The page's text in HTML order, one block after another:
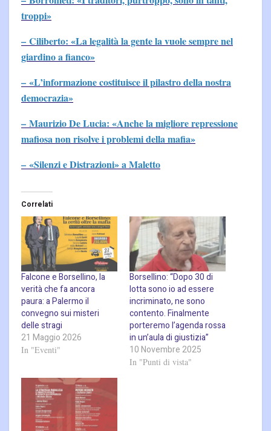
troppi»
– Ciliberto: «La legalità la gente la vuole sempre nel
giardino a fianco»
– «L’informazione costituisce il pilastro della nostra
democrazia»
– Maurizio De Lucia: «Anche la migliore repressione
mafiosa non risolve i problemi della mafia»
– «Silenzi e Distrazioni» a Maletto
Correlati
Falcone e Borsellino, la
verità che fa ancora
paura: a Palermo il
convegno sui misteri
delle stragi
21 Maggio 2026
In "Eventi"
Borsellino: “Dopo 30 di
lotta sono io ad essere
incriminato, ne sono
contento. Finalmente
porteremo l’agenda rossa
in un’aula di giustizia”
10 Novembre 2025
In "Punti di vista"